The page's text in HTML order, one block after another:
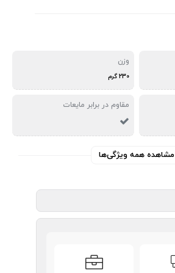
وزن
230 گرم
مقاوم در برابر مایعات
مشاهده همه ویژگی‌ها